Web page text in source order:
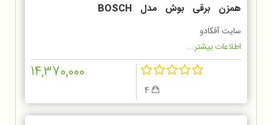
همزن برقی بوش مدل BOSCH
MFQ3010
سایت آفکادو
اطلاعات بیشتر...
14,370,000